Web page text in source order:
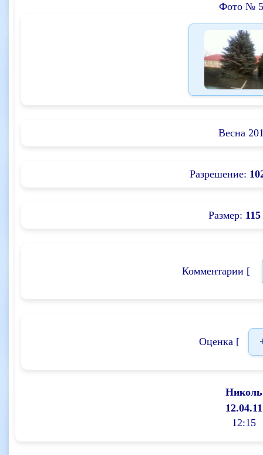
Фото №
Весна
Разрешение:
Размер: 115
Комментарии [
Оценка [
Николь
12.04.11
12:15